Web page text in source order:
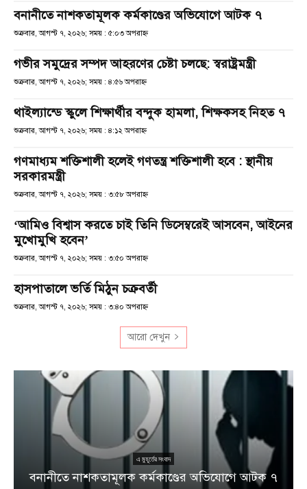
বনানীতে নাশকতামূলক কর্মকাণ্ডের অভিযোগে আটক ৭
শুক্রবার, আগস্ট ৭, ২০২৬; সময় : ৫:০৩ অপরাহ্ণ
গভীর সমুদ্রের সম্পদ আহরণের চেষ্টা চলছে: স্বরাষ্ট্রমন্ত্রী
শুক্রবার, আগস্ট ৭, ২০২৬; সময় : ৪:৫৬ অপরাহ্ণ
থাইল্যান্ডে স্কুলে শিক্ষার্থীর বন্দুক হামলা, শিক্ষকসহ নিহত ৭
শুক্রবার, আগস্ট ৭, ২০২৬; সময় : ৪:১২ অপরাহ্ণ
গণমাধ্যম শক্তিশালী হলেই গণতন্ত্র শক্তিশালী হবে : স্থানীয়
সরকারমন্ত্রী
শুক্রবার, আগস্ট ৭, ২০২৬; সময় : ৩:৫৮ অপরাহ্ণ
‘আমিও বিশ্বাস করতে চাই তিনি ডিসেম্বরেই আসবেন, আইনের
মুখোমুখি হবেন’
শুক্রবার, আগস্ট ৭, ২০২৬; সময় : ৩:৫০ অপরাহ্ণ
হাসপাতালে ভর্তি মিঠুন চক্রবর্তী
শুক্রবার, আগস্ট ৭, ২০২৬; সময় : ৩:৪০ অপরাহ্ণ
আরো দেখুন
এ মুহূর্তের সংবাদ
বনানীতে নাশকতামূলক কর্মকাণ্ডের অভিযোগে আটক ৭